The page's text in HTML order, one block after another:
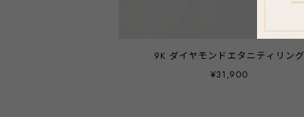
9K ダイヤモンドエタニティリング
¥31,900